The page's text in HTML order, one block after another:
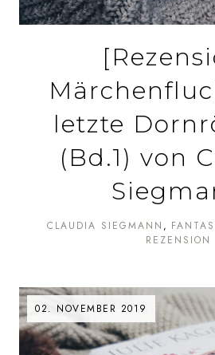
letzte
(Bd.1) von
CLAUDIA SIEGMANN
REZENSION
02. NOVEMBER 2019